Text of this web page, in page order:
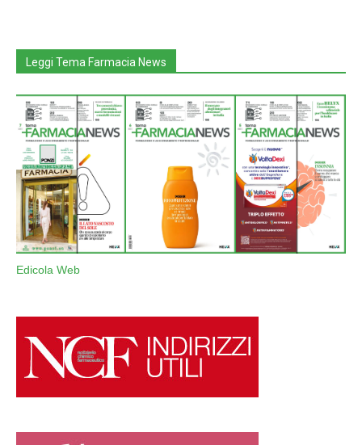
Leggi Tema Farmacia News
Edicola Web